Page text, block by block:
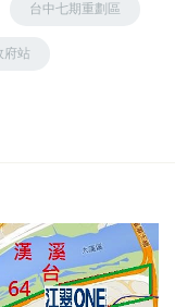
台中七期重劃區
府站